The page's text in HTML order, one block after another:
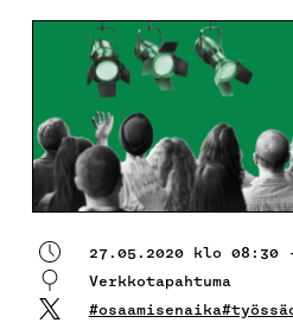
27.05.2020 klo 08:30
Verkkotapahtuma